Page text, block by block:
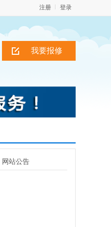
登录
注册
我要报修
网站公告